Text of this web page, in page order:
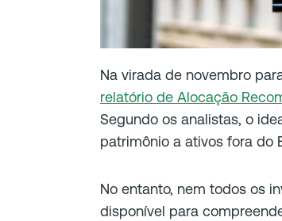
Na virada de novembro
relatório de Alocação
Segundo os analistas, o
patrimônio a ativos fora do
No entanto, nem todos os
disponível para